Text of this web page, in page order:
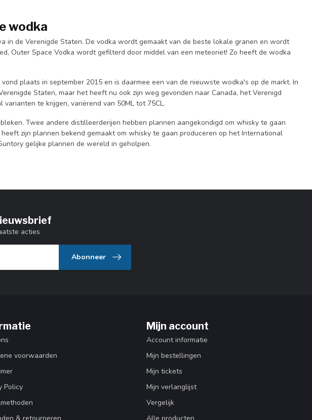
wodka
in de Verenigde Staten. De vodka wordt gemaakt van de beste lokale granen en wordt
Outer Space Vodka wordt gefilterd door middel van een meteoriet! Zo heeft de wodka
plaats in september 2015 en is daarmee een van de nieuwste wodka's op de markt. In
Staten, maar het heeft nu ook zijn weg gevonden naar Canada, het Verenigd
te krijgen, variërend van 50ML tot 75CL.
Twee andere distilleerderijen hebben plannen aangekondigd om whisky te gaan
zijn plannen bekend gemaakt om whisky te gaan produceren op het International
gelijke plannen de wereld in geholpen.
acties
Abonneer
voorwaarden
Policy
Mijn account
Account informatie
Mijn bestellingen
Mijn tickets
Mijn verlanglijst
Vergelijk